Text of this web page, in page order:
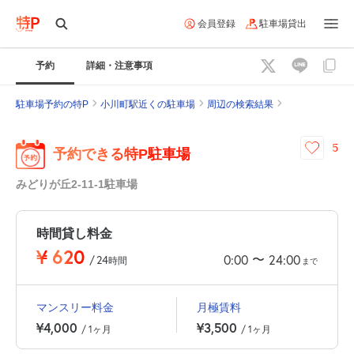
会員登録 駐車場貸出
予約 詳細・注意事項
駐車場予約の特P 小川町駅近くの駐車場 周辺の検索結果
予約できる特P駐車場
みどりが丘2-11-1駐車場
5
時間貸し料金
¥ 620 /24時間 0:00 〜 24:00 まで
マンスリー料金
¥4,000 / 1ヶ月
月極賃料
¥3,500 / 1ヶ月